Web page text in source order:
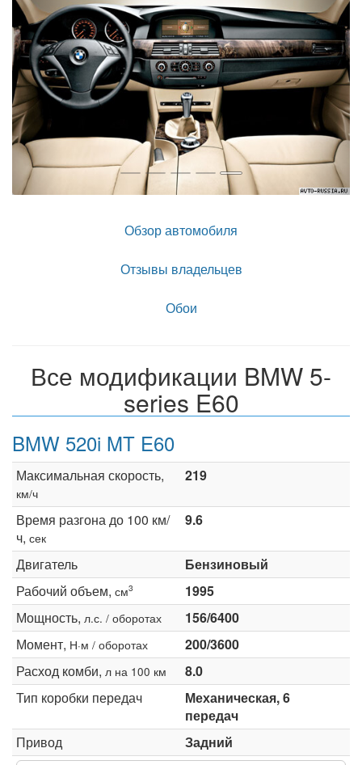
Обзор автомобиля
Отзывы владельцев
Обои
Все модификации BMW 5-
series E60
BMW 520i MT E60
Максимальная скорость,
км/ч
219
Время разгона до 100 км/
ч, сек
9.6
Двигатель
Бензиновый
Рабочий объем, см3
1995
Мощность, л.с. / оборотах
156/6400
Момент, Н·м / оборотах
200/3600
Расход комби, л на 100 км
8.0
Тип коробки передач
Механическая, 6
передач
Привод
Задний